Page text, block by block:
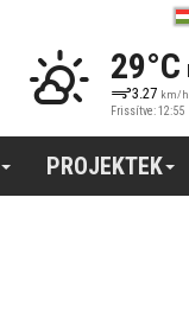
29°C
3.27 km/h
Frissítve: 12:55
PROJEKTEK